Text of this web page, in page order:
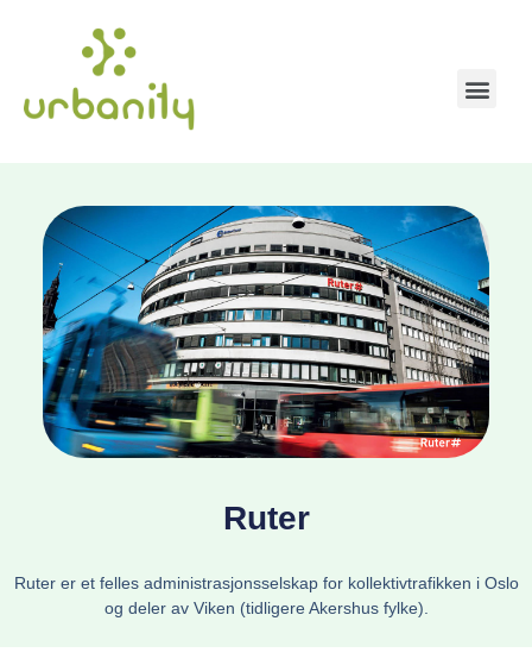
Ruter
Ruter er et felles administrasjonsselskap for kollektivtrafikken i Oslo
og deler av Viken (tidligere Akershus fylke).